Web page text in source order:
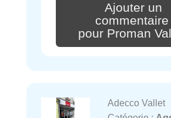
Ajouter un
commentaire
pour Proman
Adecco Vallet